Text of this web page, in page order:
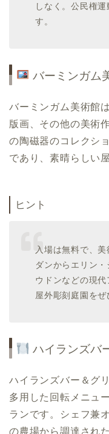
しなく。公民権
す。
バーミンガム
バーミンガム美術館
版画、その他の美術
の陶磁器のコレクシ
であり、素晴らしい
ヒント
入場は無料で、
ダンからエリン
ウドンなどの現
屋外彫刻庭園をぜ
ハイランズバ
ハイランズバー＆グ
多用した回転メニュ
ランです。シェフ兼
の農場から調達され